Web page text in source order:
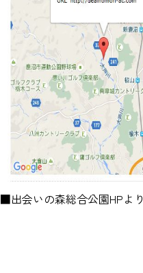
■出会いの森総合公園HPより